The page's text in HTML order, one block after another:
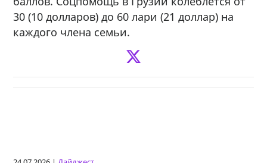
30 (10 долларов) до 60 лари (21 доллар) на
каждого члена семьи.